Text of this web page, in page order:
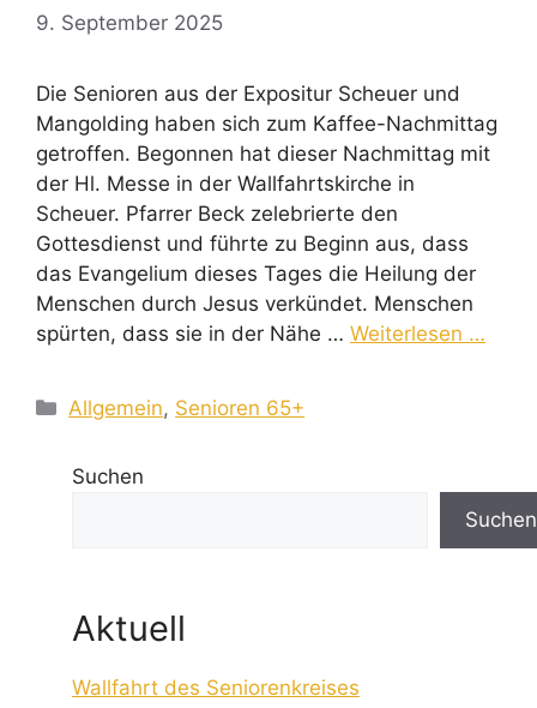
9. September 2025
Die Senioren aus der Expositur Scheuer und
Mangolding haben sich zum Kaffee-Nachmittag
getroffen. Begonnen hat dieser Nachmittag mit
der Hl. Messe in der Wallfahrtskirche in
Scheuer. Pfarrer Beck zelebrierte den
Gottesdienst und führte zu Beginn aus, dass
das Evangelium dieses Tages die Heilung der
Menschen durch Jesus verkündet. Menschen
spürten, dass sie in der Nähe … Weiterlesen …
Kategorien
Allgemein, Senioren 65+
Suchen
Suchen
Aktuell
Wallfahrt des Seniorenkreises